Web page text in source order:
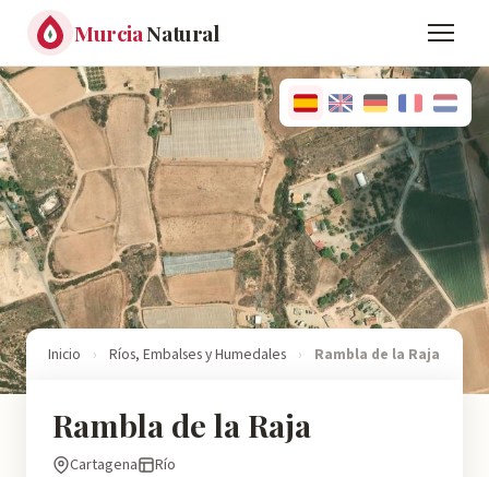
MurciaNatural
Inicio › Ríos, Embalses y Humedales › Rambla de la Raja
Rambla de la Raja
Cartagena Río